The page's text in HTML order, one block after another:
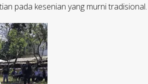
pada kesenian yang murni tradisional.